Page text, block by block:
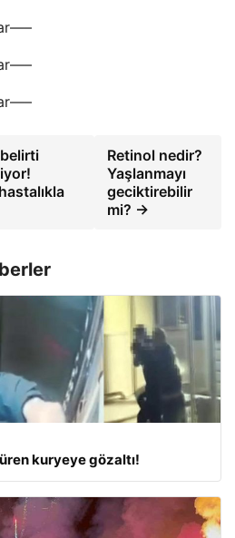
Retinol nedir?
Yaşlanmayı
geciktirebilir
mi? →
kuryeye gözaltı!